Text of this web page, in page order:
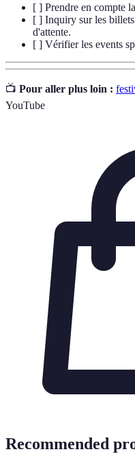
[ ] Prendre en compte
[ ] Inquiry sur les
d'attente.
[ ] Vérifier les events
📺 Pour aller plus loin :
YouTube
Recommended